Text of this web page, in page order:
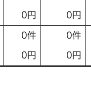
0円 0円
0件
0円
0件
0円